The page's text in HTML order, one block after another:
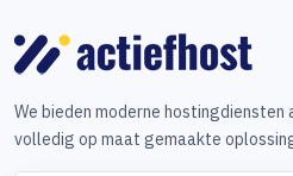
We bieden moderne hostingdiensten
volledig op maat gemaakte